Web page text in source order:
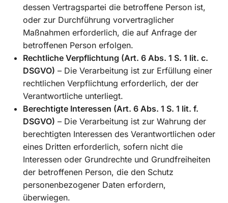
dessen Vertragspartei die betroffene Person ist,
oder zur Durchführung vorvertraglicher
Maßnahmen erforderlich, die auf Anfrage der
betroffenen Person erfolgen.
Rechtliche Verpflichtung (Art. 6 Abs. 1 S. 1 lit. c.
DSGVO) – Die Verarbeitung ist zur Erfüllung einer
rechtlichen Verpflichtung erforderlich, der der
Verantwortliche unterliegt.
Berechtigte Interessen (Art. 6 Abs. 1 S. 1 lit. f.
DSGVO) – Die Verarbeitung ist zur Wahrung der
berechtigten Interessen des Verantwortlichen oder
eines Dritten erforderlich, sofern nicht die
Interessen oder Grundrechte und Grundfreiheiten
der betroffenen Person, die den Schutz
personenbezogener Daten erfordern,
überwiegen.